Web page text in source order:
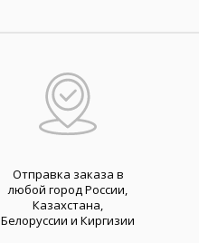
Отправка заказа в
любой город России,
Казахстана,
Белоруссии и Киргизии